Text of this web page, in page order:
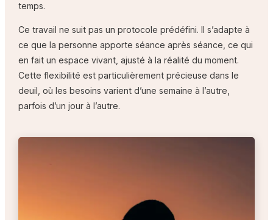
temps.
Ce travail ne suit pas un protocole prédéfini. Il s’adapte à
ce que la personne apporte séance après séance, ce qui
en fait un espace vivant, ajusté à la réalité du moment.
Cette flexibilité est particulièrement précieuse dans le
deuil, où les besoins varient d’une semaine à l’autre,
parfois d’un jour à l’autre.